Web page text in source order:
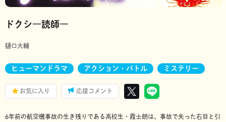
ドクシ―読師―
樋口大輔
ヒューマンドラマ アクション・バトル ミステリー
お気に入り 応援コメント
6年前の航空機事故の生き残りである高校生・霞士朗は、事故で失った右目と引